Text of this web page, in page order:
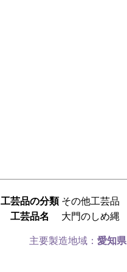
工芸品の分類 その他工芸品
工芸品名
大門のしめ縄
主要製造地域： 愛知県